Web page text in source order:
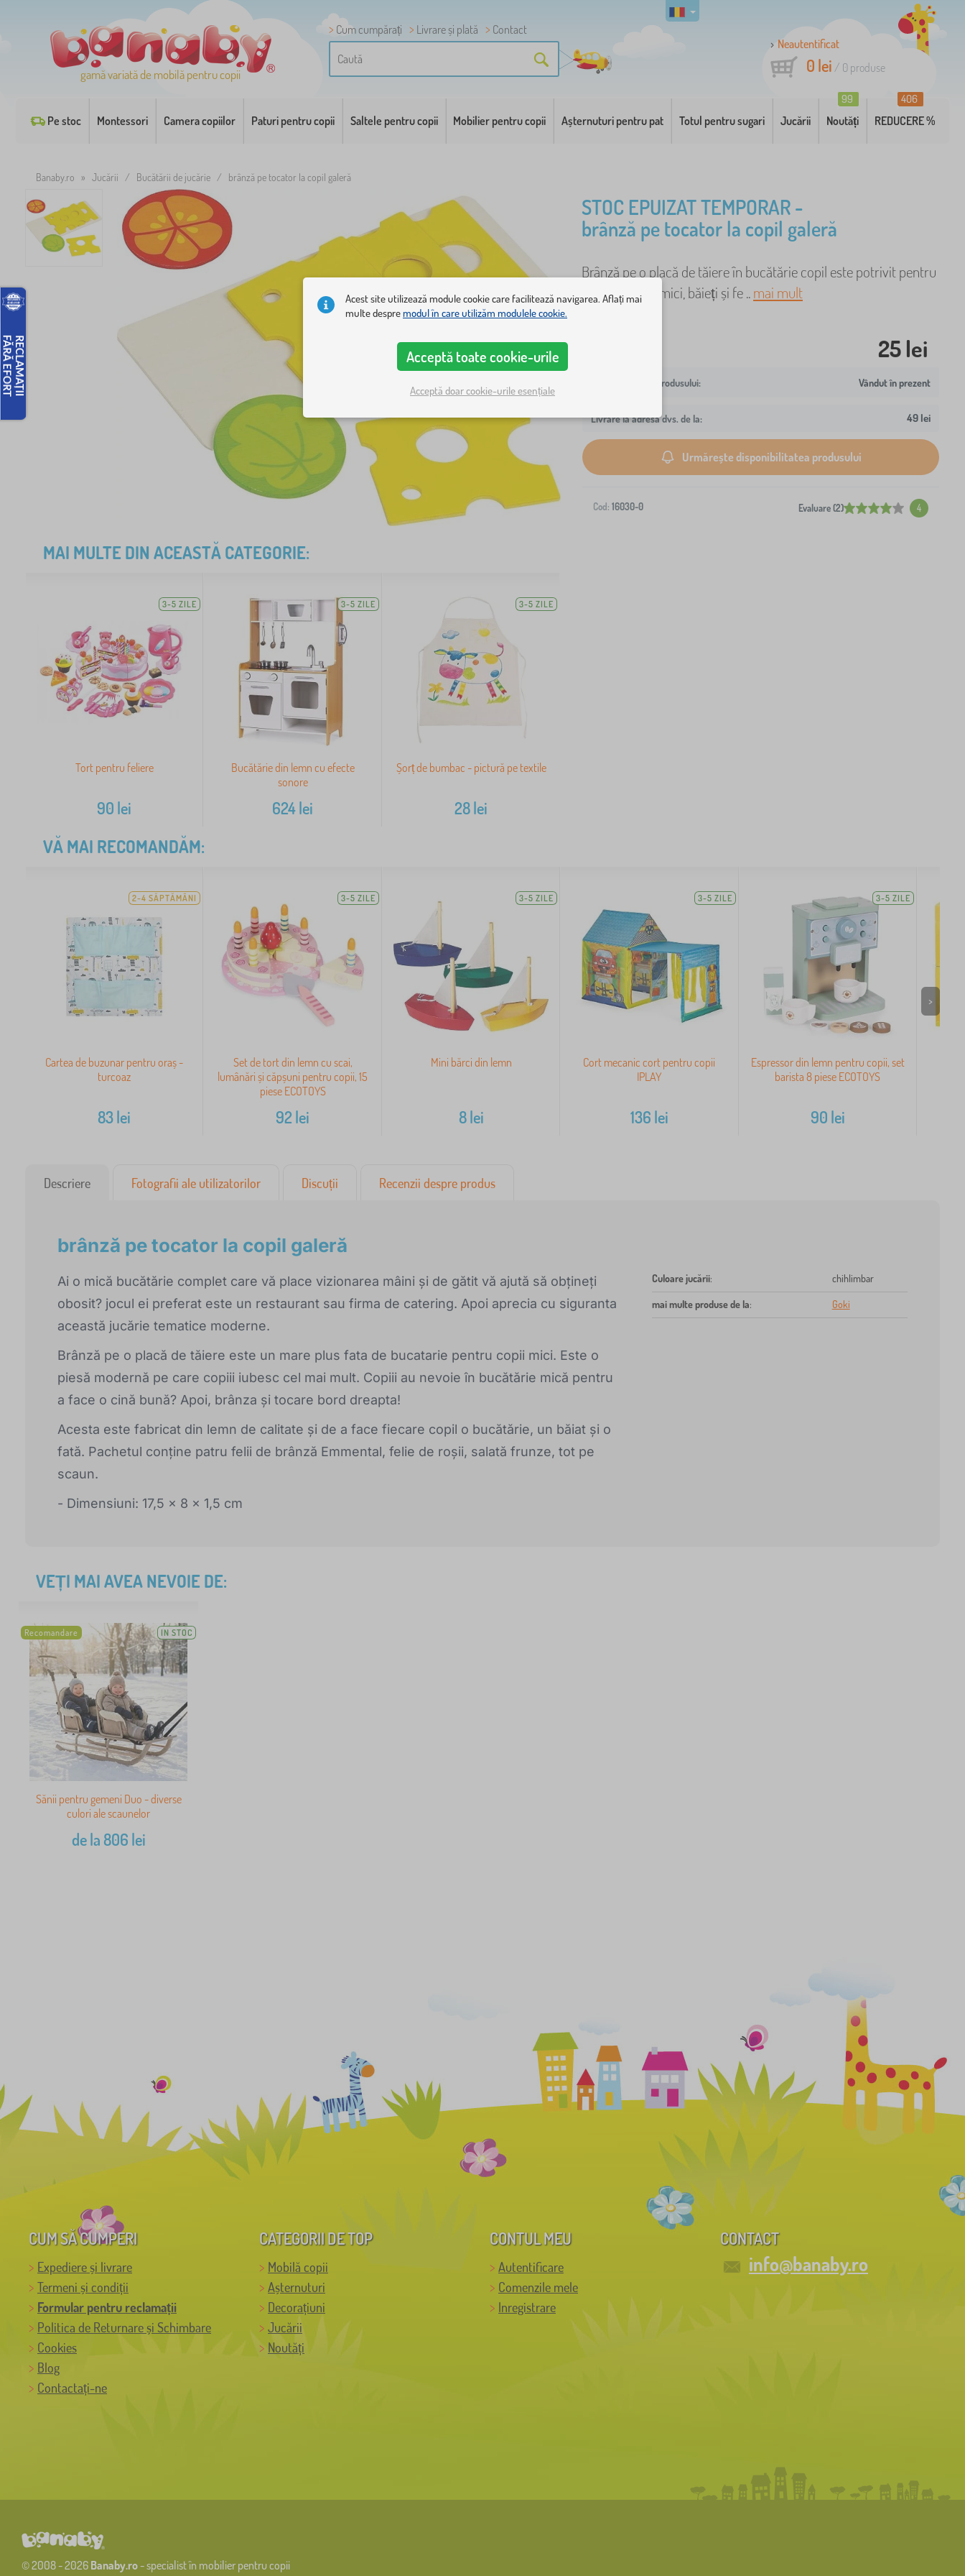
gamă variată de mobilă pentru copii
Cum cumpărați Livrare și plată
Contact
Neautentificat
0 lei / 0 produse
Pe stoc Montessori Camera copiilor Paturi pentru copii Saltele pentru copii Mobilier pentru copii Așternuturi pentru pat Totul pentru sugari Jucării Noutăți
99
REDUCERE %
406
Banaby.ro » Jucării / Bucătării de jucărie / brânză pe tocator la copil galeră
STOC EPUIZAT TEMPORAR -
brânză pe tocator la copil galeră
Brânză pe o placă de tăiere în bucătărie copil este potrivit pentru
toate bucătar mici, băieți și fe ..mai mult
25 lei
Vândut în prezent
Livrare la adresa dvs. de la: 49 lei
Urmărește disponibilitatea produsului
Cod: 16030-0 Evaluare (2) 4
MAI MULTE DIN ACEASTĂ CATEGORIE:
3-5 ZILE
Tort pentru feliere
90 lei
3-5 ZILE
Bucătărie din lemn cu efecte
sonore
624lei
3-5 ZILE
Șorț de bumbac - pictură pe textile
28lei
VĂ MAI RECOMANDĂM:
2-4 SĂPTĂMÂNI
Cartea de buzunar pentru oraș -
turcoaz
83lei
3-5 ZILE
Set de tort din lemn cu scai,
lumânări și căpșuni pentru copii, 15
piese ECOTOYS
92 lei
3-5 ZILE
Mini bărci din lemn
8lei
3-5 ZILE
Cort mecanic cort pentru copii
IPLAY
136 lei
3-5 ZILE
Espressor din lemn pentru copii, set
barista 8 piese ECOTOYS
90 lei
>
Descriere Fotografii ale utilizatorilor Discuții Recenzii despre produs
brânză pe tocator la copil galeră
Ai o mică bucătărie complet care vă place vizionarea mâini și de gătit vă ajută să obțineți
obosit? jocul ei preferat este un restaurant sau firma de catering. Apoi aprecia cu siguranta
această jucărie tematice moderne.
Brânză pe o placă de tăiere este un mare plus fata de bucatarie pentru copii mici. Este o
piesă modernă pe care copiii iubesc cel mai mult. Copiii au nevoie în bucătărie mică pentru
a face o cină bună? Apoi, brânza și tocare bord dreapta!
Acesta este fabricat din lemn de calitate și de a face fiecare copil o bucătărie, un băiat și o
fată. Pachetul conține patru felii de brânză Emmental, felie de roșii, salată frunze, tot pe
scaun.
- Dimensiuni: 17,5 x 8 x 1,5 cm
Culoare jucării: chihlimbar
mai multe produse de la: Goki
VEȚI MAI AVEA NEVOIE DE:
Recomandare IN STOC
Sănii pentru gemeni Duo - diverse
culori ale scaunelor
de la 806 lei
CUM SĂ CUMPERI
Expediere și livrare
Termeni și condiții
Formular pentru reclamații
Politica de Returnare și Schimbare
Cookies
Blog
Contactați-ne
CATEGORII DE TOP
Mobilă copii
Așternuturi
Decorațiuni
Jucării
Noutăți
CONTUL MEU
Autentificare
Comenzile mele
Inregistrare
CONTACT
info@banaby.ro
© 2008 - 2026 Banaby.ro- specialist în mobilier pentru copii
Acest site utilizează module cookie care facilitează navigarea. Aflați mai
multe despremodul în care utilizăm modulele cookie.
Acceptă toate cookie-urile
Acceptă doar cookie-urile esențiale